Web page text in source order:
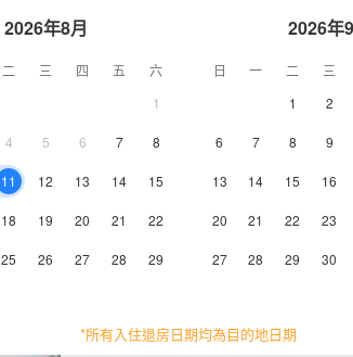
2026年8月
二 三 四 五
六
1
4 5 6 7 8
11 12 13 14 15
18 19 20 21 22
25 26 27 28 29
2026年
日 一 二 三
1
2
6 7 8 9
13 14 15 16
20 21 22 23
27 28 29 30
*所有入住退房日期均為目的地日期
淋浴
102
28㎡ 1層 空調